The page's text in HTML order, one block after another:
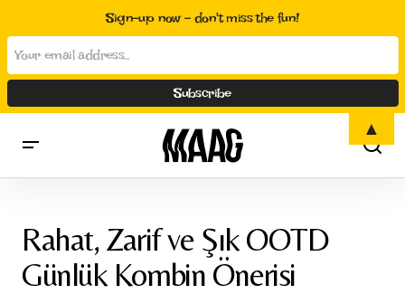
Rahat, Zarif ve Şık OOTD
Günlük Kombin Önerisi
Sign-up now - don't miss the fun!
▲